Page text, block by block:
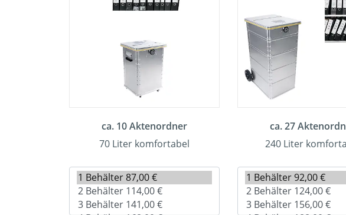
ca. 10 Aktenordner
70 Liter komfortabel
ca. 27
240 Liter